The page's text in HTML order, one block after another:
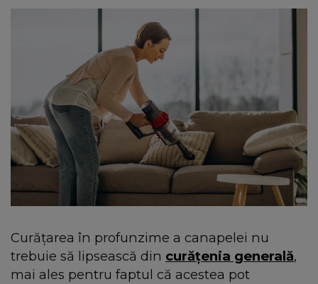
Curățarea în profunzime a canapelei nu
trebuie să lipsească din curățenia generală,
mai ales pentru faptul că acestea pot